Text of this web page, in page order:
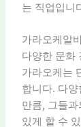
는 직업입니
가라오케알
다양한 문화
가라오케는
합니다. 다
만큼, 그들
있게 할 수